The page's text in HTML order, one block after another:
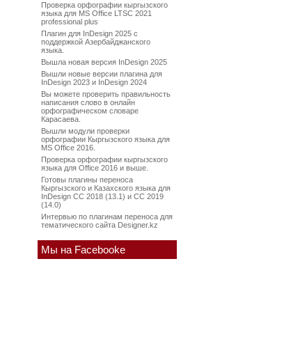
Проверка орфографии кыргызского
языка для MS Office LTSC 2021
professional plus
Плагин для InDesign 2025 с
поддержкой Азербайджанского
языка.
Вышла новая версия InDesign 2025
Вышли новые версии плагина для
InDesign 2023 и InDesign 2024
Вы можете проверить правильность
написания слово в онлайн
орфографическом словаре
Карасаева.
Вышли модули проверки
орфографии Кыргызского языка для
MS Office 2016.
Проверка орфографии кыргызского
языка для Office 2016 и выше.
Готовы плагины переноса
Кыргызского и Казахского языка для
InDesign CC 2018 (13.1) и CC 2019
(14.0)
Интервью по плагинам переноса для
тематического сайта Designer.kz
Мы на Facebooke